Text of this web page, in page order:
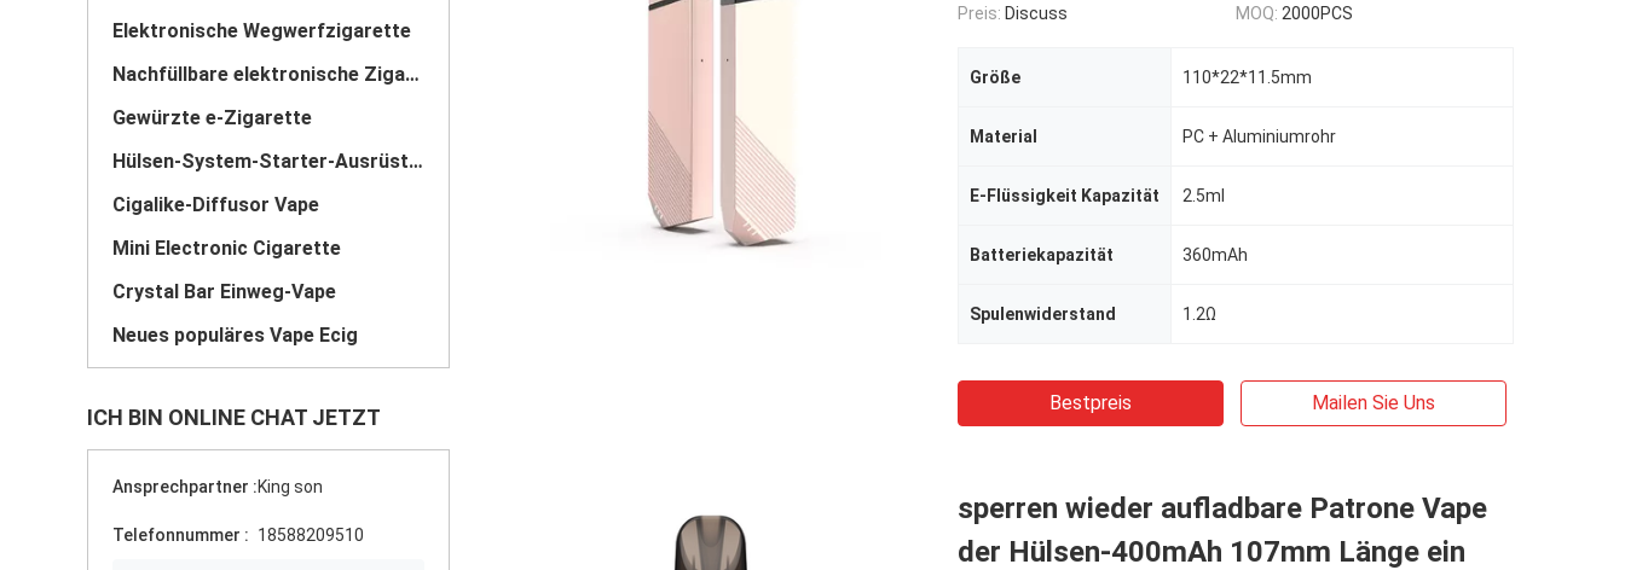
Elektronische Wegwerfzigarette
Nachfüllbare elektronische Zigarette
Gewürzte e-Zigarette
Hülsen-System-Starter-Ausrüstungen
Cigalike-Diffusor Vape
Mini Electronic Cigarette
Crystal Bar Einweg-Vape
Neues populäres Vape Ecig
ICH BIN ONLINE CHAT JETZT
Ansprechpartner :King son
Telefonnummer : 18588209510
Preis: Discuss MOQ: 2000PCS
Größe 110*22*11.5mm
Material PC + Aluminiumrohr
E-Flüssigkeit Kapazität 2.5ml
Batteriekapazität 360mAh
Spulenwiderstand 1.2Ω
Bestpreis Mailen Sie Uns
sperren wieder aufladbare Patrone Vape
der Hülsen-400mAh 107mm Länge ein